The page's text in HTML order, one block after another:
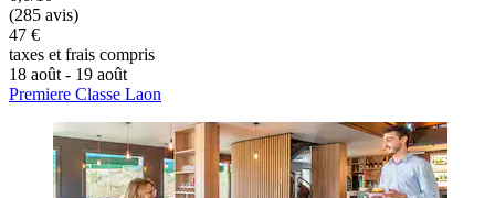
(285 avis)
47 €
taxes et frais compris
18 août - 19 août
Premiere Classe Laon